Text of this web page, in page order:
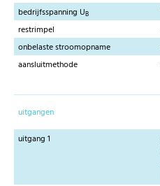
bedrijfsspanning UB
restrimpel
onbelaste stroomopname
aansluitmethode
uitgangen
uitgang 1